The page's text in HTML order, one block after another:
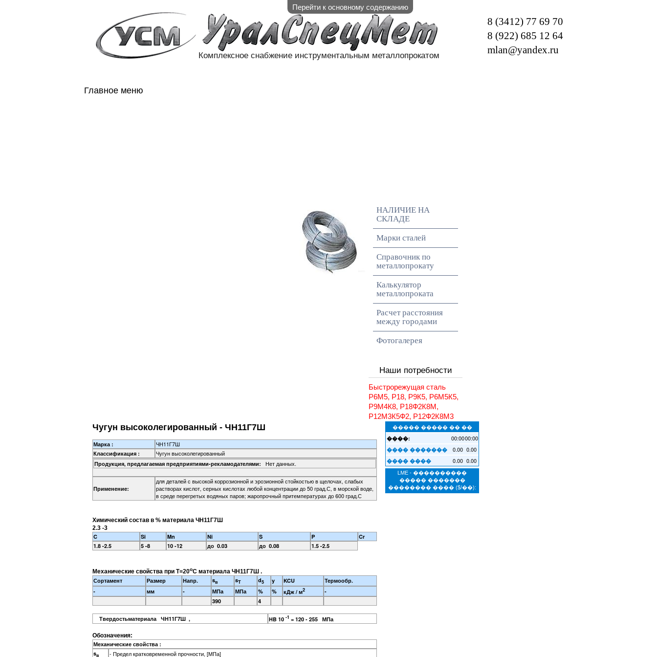
Перейти к основному содержанию
Комплексное снабжение инструментальным металлопрокатом
8 (3412) 77 69 70
8 (922) 685 12 64
mlan@yandex.ru
Главное меню
НАЛИЧИЕ НА
СКЛАДЕ
Марки сталей
Справочник по
металлопрокату
Калькулятор
металлопроката
Расчет расстояния
между городами
Фотогалерея
Наши потребности
Быстрорежущая сталь
Р6М5, Р18, Р9К5, Р6М5К5,
Р9М4К8, Р18Ф2К8М,
Р12М3К5Ф2, Р12Ф2К8М3
Чугун высоколегированный - ЧН11Г7Ш
Марка : ЧН11Г7Ш
Классификация : Чугун высоколегированный
Продукция, предлагаемая предприятиями-рекламодателями: Нет данных.
Применение:
для деталей с высокой коррозионной и эрозионной стойкостью в щелочах, слабых
растворах кислот, серных кислотах любой концентрации до 50 град.С, в морской воде,
в среде перегретых водяных паров; жаропрочный притемпературах до 600 град.С
Химический состав в % материала ЧН11Г7Ш
2.3 -3
C Si Mn Ni S P
Cr
1.8 -2.5
5 -8 10 -12 до 0.03 до 0.08 1.5 -2.5
Механические свойства при Т=20oС материала ЧН11Г7Ш .
Сортамент Размер Напр. sв sT d5 y KCU
Термообр.
-
мм - МПа МПа % % кДж / м2
-
390
4
Твердостьматериала ЧН11Г7Ш , HB 10 -1 = 120 - 255 МПа
Обозначения:
Механические свойства :
sв - Предел кратковременной прочности, [МПа]
����� ����� �� ��
����: 00:0000:00
���� ������� 0.00 0.00
���� ���� 0.00 0.00
LME - ����������
����� �������
�������� ���� ($/��):